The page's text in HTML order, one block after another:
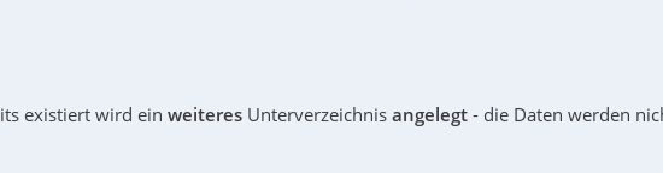
existiert wird ein weiteres Unterverzeichnis angelegt - die Daten werden